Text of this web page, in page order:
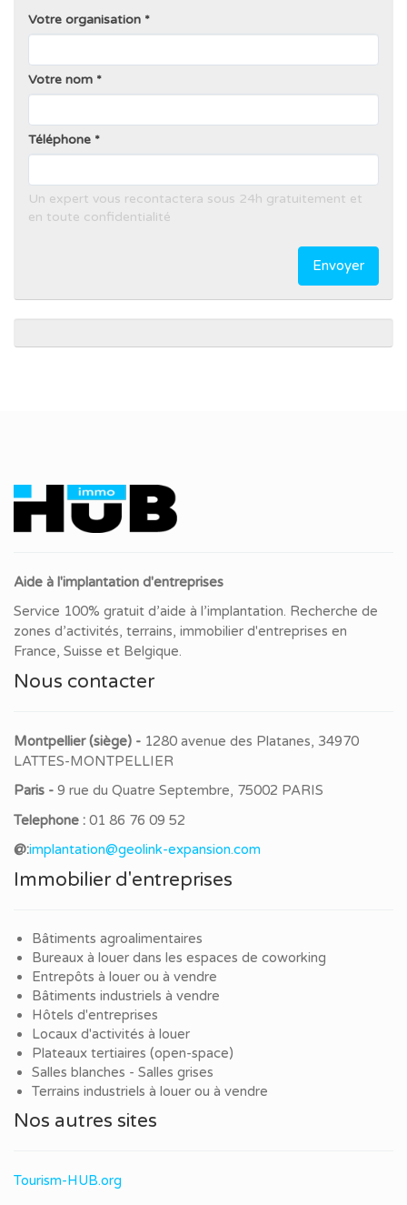
Votre organisation
Votre nom
Téléphone
Un expert vous recontactera sous 24h gratuitement et
en toute confidentialité
Envoyer
Aide à l'implantation d'entreprises
Service 100% gratuit d’aide à l’implantation. Recherche de
zones d’activités, terrains, immobilier d'entreprises en
France, Suisse et Belgique.
Nous contacter
Montpellier (siège) - 1280 avenue des Platanes, 34970
LATTES-MONTPELLIER
Paris - 9 rue du Quatre Septembre, 75002 PARIS
Telephone : 01 86 76 09 52
@:implantation@geolink-expansion.com
Immobilier d'entreprises
Bâtiments agroalimentaires
Bureaux à louer dans les espaces de coworking
Entrepôts à louer ou à vendre
Bâtiments industriels à vendre
Hôtels d'entreprises
Locaux d'activités à louer
Plateaux tertiaires (open-space)
Salles blanches - Salles grises
Terrains industriels à louer ou à vendre
Nos autres sites
Tourism-HUB.org